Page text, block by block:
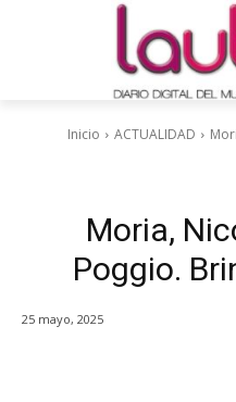
Inicio ACTUALIDAD
Moria,
Poggio.
25 mayo, 2025